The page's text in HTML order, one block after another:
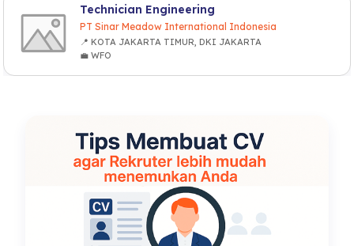
Technician Engineering
PT Sinar Meadow International Indonesia
📍 KOTA JAKARTA TIMUR, DKI JAKARTA
💼 WFO